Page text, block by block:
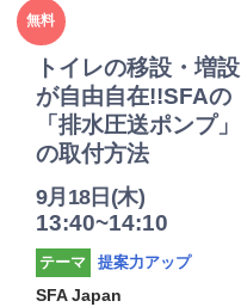
2025年
度
無料
トイレの移設・増設
が自由自在!!SFAの
「排水圧送ポンプ」
の取付方法
9月18日(木)
13:40~14:10
テーマ
提案力アップ
SFA Japan